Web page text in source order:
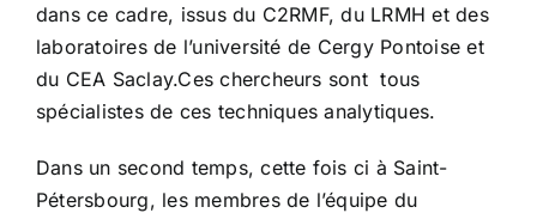
dans ce cadre, issus du C2RMF, du LRMH et des
laboratoires de l’université de Cergy Pontoise et
du CEA Saclay.Ces chercheurs sont tous
spécialistes de ces techniques analytiques.
Dans un second temps, cette fois ci à Saint-
Pétersbourg, les membres de l’équipe du